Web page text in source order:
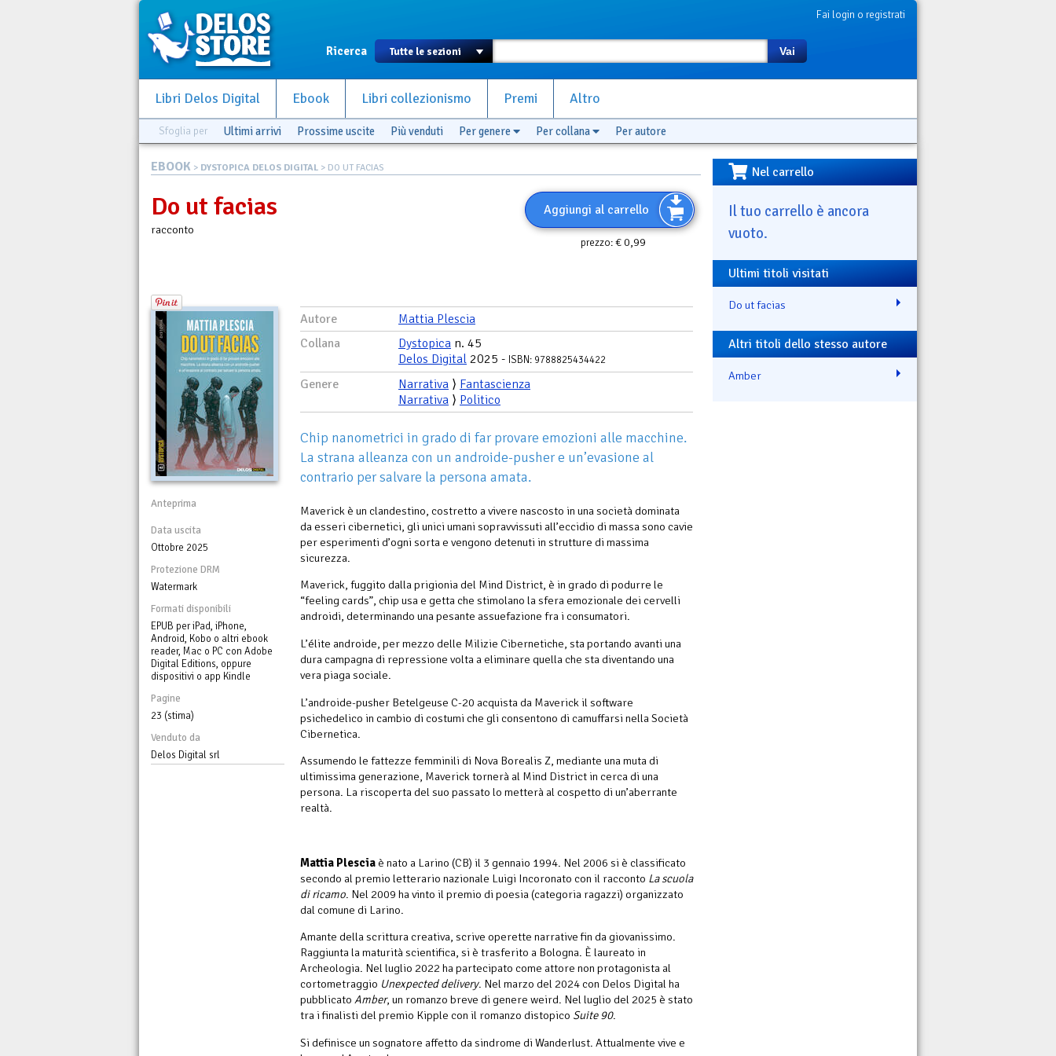
Fai login o registrati
Ricerca Vai
Libri Delos Digital Ebook Libri collezionismo Premi Altro
Sfoglia per Ultimi arrivi Prossime uscite Più venduti Per genere Per collana Per autore
EBOOK > DYSTOPICA DELOS DIGITAL > DO UT FACIAS
Aggiungi al carrello
prezzo:€ 0,99
Do ut facias
racconto
Anteprima
Data uscita
Ottobre 2025
Protezione DRM
Watermark
Formati disponibili
EPUB per iPad, iPhone,
Android, Kobo o altri ebook
reader, Mac o PC con Adobe
Digital Editions, oppure
dispositivi o app Kindle
Pagine
23 (stima)
Venduto da
Delos Digital srl
Autore
Mattia Plescia
Collana
Dystopica n. 45
Delos Digital 2025 - ISBN: 9788825434422
Genere Narrativa ⟩ Fantascienza
Narrativa ⟩ Politico
Chip nanometrici in grado di far provare emozioni alle macchine.
La strana alleanza con un androide-pusher e un’evasione al
contrario per salvare la persona amata.
Maverick è un clandestino, costretto a vivere nascosto in una società dominata
da esseri cibernetici, gli unici umani sopravvissuti all’eccidio di massa sono cavie
per esperimenti d’ogni sorta e vengono detenuti in strutture di massima
sicurezza.
Maverick, fuggito dalla prigionia del Mind District, è in grado di podurre le
“feeling cards”, chip usa e getta che stimolano la sfera emozionale dei cervelli
androidi, determinando una pesante assuefazione fra i consumatori.
L’élite androide, per mezzo delle Milizie Cibernetiche, sta portando avanti una
dura campagna di repressione volta a eliminare quella che sta diventando una
vera piaga sociale.
L’androide-pusher Betelgeuse C-20 acquista da Maverick il software
psichedelico in cambio di costumi che gli consentono di camuffarsi nella Società
Cibernetica.
Assumendo le fattezze femminili di Nova Borealis Z, mediante una muta di
ultimissima generazione, Maverick tornerà al Mind District in cerca di una
persona. La riscoperta del suo passato lo metterà al cospetto di un’aberrante
realtà.
Mattia Plesciaè nato a Larino (CB) il 3 gennaio 1994. Nel 2006 si è classificato
secondo al premio letterario nazionale Luigi Incoronato con il racconto La scuola
di ricamo. Nel 2009 ha vinto il premio di poesia (categoria ragazzi) organizzato
dal comune di Larino.
Amante della scrittura creativa, scrive operette narrative fin da giovanissimo.
Raggiunta la maturità scientifica, si è trasferito a Bologna. È laureato in
Archeologia. Nel luglio 2022 ha partecipato come attore non protagonista al
cortometraggio Unexpected delivery. Nel marzo del 2024 con Delos Digital ha
pubblicato Amber, un romanzo breve di genere weird. Nel luglio del 2025 è stato
tra i finalisti del premio Kipple con il romanzo distopico Suite 90.
Si definisce un sognatore affetto da sindrome di Wanderlust. Attualmente vive e
Nel carrello
Il tuo carrello è ancora
vuoto.
Ultimi titoli visitati
Do ut facias
Altri titoli dello stesso autore
Amber